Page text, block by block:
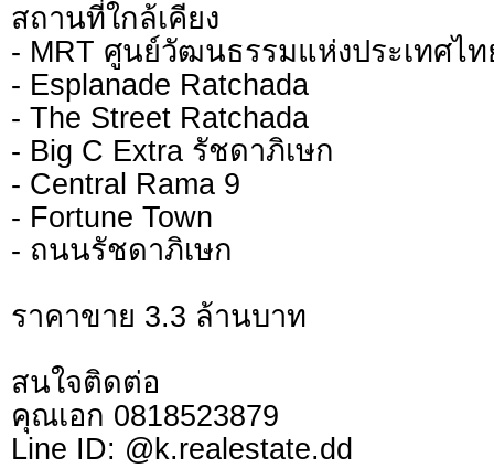
สถานที่ใกล้เคียง
- MRT ศูนย์วัฒนธรรมแห่งประเทศไท
- Esplanade Ratchada
- The Street Ratchada
- Big C Extra รัชดาภิเษก
- Central Rama 9
- Fortune Town
- ถนนรัชดาภิเษก
ราคาขาย 3.3 ล้านบาท
สนใจติดต่อ
คุณเอก 0818523879
Line ID: @k.realestate.dd